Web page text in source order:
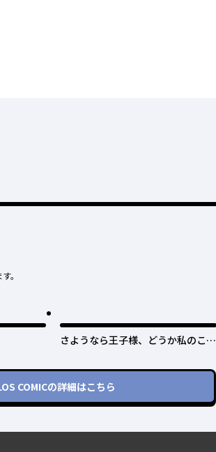
。
さようなら王子様、どうか私のこと
COMICの詳細はこちら